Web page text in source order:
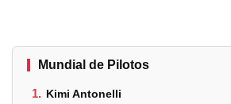
Mundial de Pilotos
1. Kimi Antonelli